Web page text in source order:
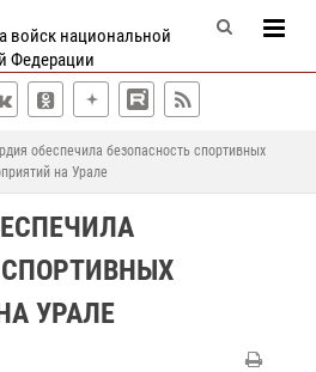
войск национальной
Федерации
обеспечила безопасность спортивных
на Урале
УРАЛЕ